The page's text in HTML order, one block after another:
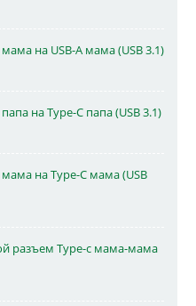
на USB-A мама (USB 3.1)
на Type-C папа (USB 3.1)
на Type-C мама (USB
разъем Type-c мама-мама